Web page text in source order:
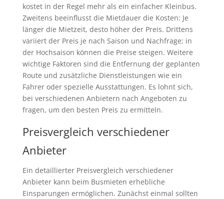
kostet in der Regel mehr als ein einfacher Kleinbus.
Zweitens beeinflusst die Mietdauer die Kosten: Je
länger die Mietzeit, desto höher der Preis. Drittens
variiert der Preis je nach Saison und Nachfrage; in
der Hochsaison können die Preise steigen. Weitere
wichtige Faktoren sind die Entfernung der geplanten
Route und zusätzliche Dienstleistungen wie ein
Fahrer oder spezielle Ausstattungen. Es lohnt sich,
bei verschiedenen Anbietern nach Angeboten zu
fragen, um den besten Preis zu ermitteln.
Preisvergleich verschiedener
Anbieter
Ein detaillierter Preisvergleich verschiedener
Anbieter kann beim Busmieten erhebliche
Einsparungen ermöglichen. Zunächst einmal sollten